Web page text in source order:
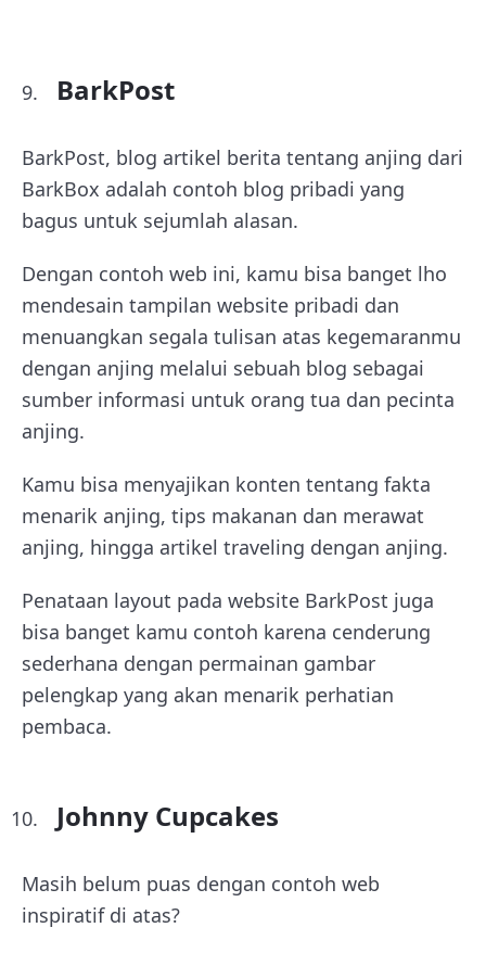
BarkPost
BarkPost, blog artikel berita tentang anjing dari
BarkBox adalah contoh blog pribadi yang
bagus untuk sejumlah alasan.
Dengan contoh web ini, kamu bisa banget lho
mendesain tampilan website pribadi dan
menuangkan segala tulisan atas kegemaranmu
dengan anjing melalui sebuah blog sebagai
sumber informasi untuk orang tua dan pecinta
anjing.
Kamu bisa menyajikan konten tentang fakta
menarik anjing, tips makanan dan merawat
anjing, hingga artikel traveling dengan anjing.
Penataan layout pada website BarkPost juga
bisa banget kamu contoh karena cenderung
sederhana dengan permainan gambar
pelengkap yang akan menarik perhatian
pembaca.
Johnny Cupcakes
Masih belum puas dengan contoh web
inspiratif di atas?